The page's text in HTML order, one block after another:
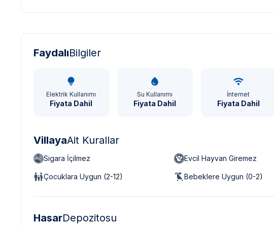
FaydalıBilgiler
Elektrik Kullanımı
Fiyata Dahil
Su Kullanımı
Fiyata Dahil
İnternet
Fiyata Dahil
VillayaAit Kurallar
Sigara İçilmez Evcil Hayvan Giremez
Çocuklara Uygun (2-12) Bebeklere Uygun (0-2)
HasarDepozitosu